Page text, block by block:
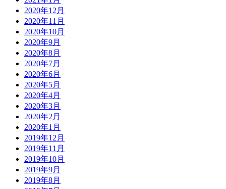
2020年12月
2020年11月
2020年10月
2020年9月
2020年8月
2020年7月
2020年6月
2020年5月
2020年4月
2020年3月
2020年2月
2020年1月
2019年12月
2019年11月
2019年10月
2019年9月
2019年8月